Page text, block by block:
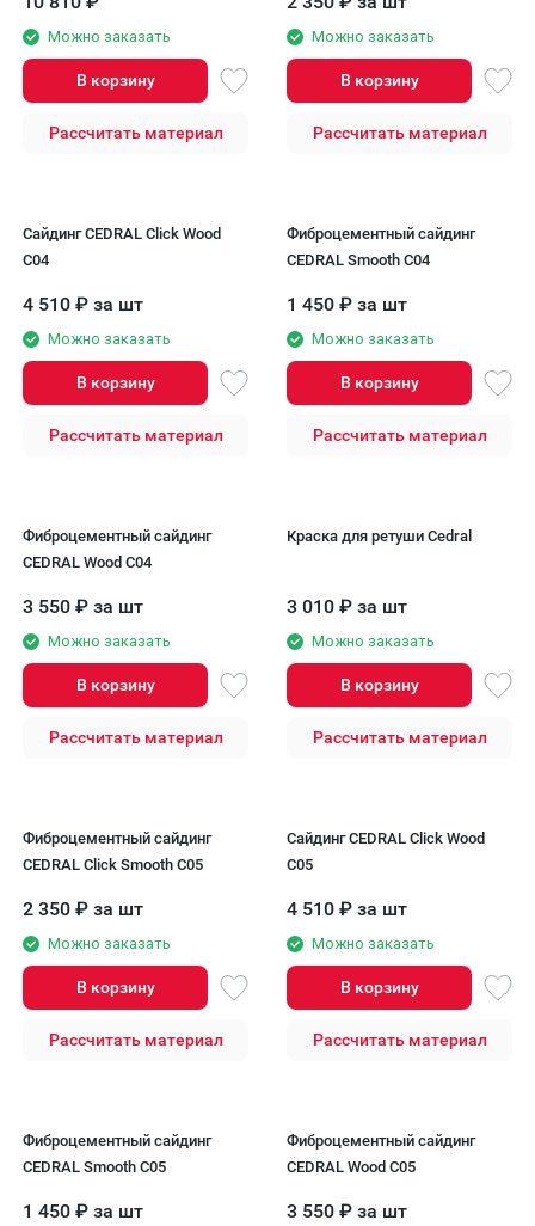
Можно заказать
В корзину
Рассчитать материал
Можно заказать
В корзину
Рассчитать материал
Сайдинг CEDRAL Click Wood
С04
4 510 ₽ за шт
Можно заказать
В корзину
Рассчитать материал
Фиброцементный сайдинг
CEDRAL Smooth С04
1 450 ₽ за шт
Можно заказать
В корзину
Рассчитать материал
Фиброцементный сайдинг
CEDRAL Wood С04
3 550 ₽ за шт
Можно заказать
В корзину
Рассчитать материал
Краска для ретуши Cedral
3 010 ₽ за шт
Можно заказать
В корзину
Рассчитать материал
Фиброцементный сайдинг
CEDRAL Click Smooth С05
2 350 ₽ за шт
Можно заказать
В корзину
Рассчитать материал
Сайдинг CEDRAL Click Wood
С05
4 510 ₽ за шт
Можно заказать
В корзину
Рассчитать материал
Фиброцементный сайдинг
CEDRAL Smooth C05
1 450 ₽ за шт
Фиброцементный сайдинг
CEDRAL Wood С05
3 550 ₽ за шт